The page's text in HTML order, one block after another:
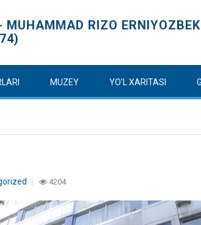
MUHAMMAD RIZO
MUZEY YO'L XARITASI
4204